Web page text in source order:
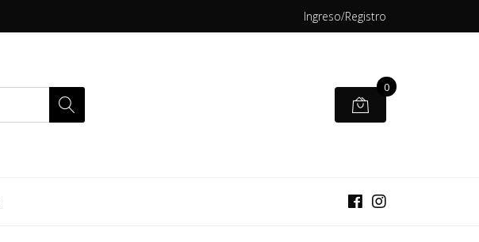
Ingreso/Registro
0